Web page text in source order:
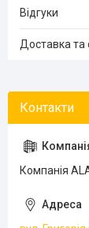
Відгуки
Доставка та
Компанія